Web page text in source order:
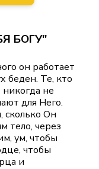
БОГУ"
он работает
беден. Те, кто
никогда не
для Него.
сколько Он
тело, через
ум, чтобы
чтобы
и